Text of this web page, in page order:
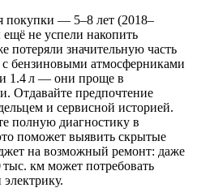
покупки — 5–8 лет (2018–
не успели накопить
потеряли значительную часть
бензиновыми атмосферниками
1.4 л — они проще в
Отдавайте предпочтение
и сервисной историей.
полную диагностику в
поможет выявить скрытые
на возможный ремонт: даже
км может потребовать